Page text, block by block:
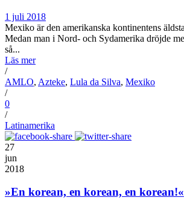
1 juli 2018
Mexiko är den amerikanska kontinentens
Medan man i Nord- och Sydamerika dröjde
så...
Läs mer
/
AMLO, Azteke, Lula da Silva, Mexiko
/
0
/
Latinamerika
27
jun
2018
»En korean, en korean, en korean!«